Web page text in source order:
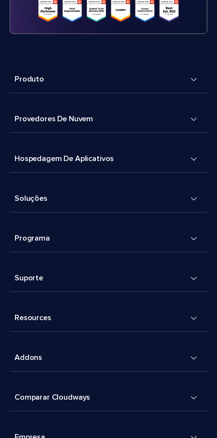
Produto
Provedores De Nuvem
Hospedagem De Aplicativos
Soluções
Programa
Suporte
Resources
Addons
Comparar Cloudways